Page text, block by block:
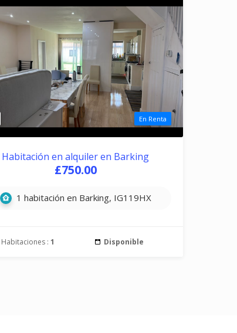
En Renta
Habitación en alquiler en Barking
£750.00
1 habitación en Barking, IG119HX
Habitaciones : 1 Disponible